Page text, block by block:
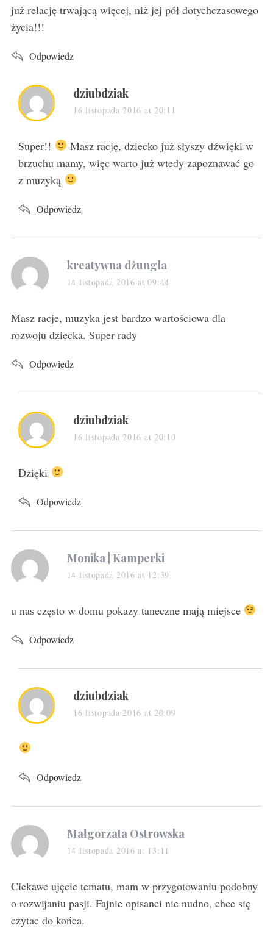
już relację trwającą więcej, niż jej pół dotychczasowego
życia!!!
Odpowiedz
s
a
s
:
dziubdziak
16 listopada 2016 at 20:11
Super!!
Masz rację, dziecko już słyszy dźwięki w
brzuchu mamy, więc warto już wtedy zapoznawać go
z muzyką
Odpowiedz
s
a
s
:
kreatywna dżungla
14 listopada 2016 at 09:44
Masz racje, muzyka jest bardzo wartościowa dla
rozwoju dziecka. Super rady
Odpowiedz
s
a
dziubdziak
16 listopada 2016 at 20:10
Dzięki
Odpowiedz
s
a
s
Monika | Kamperki
14 listopada 2016 at 12:39
u nas często w domu pokazy taneczne mają miejsce
Odpowiedz
s
a
dziubdziak
16 listopada 2016 at 20:09
Odpowiedz
s
a
s
:
Małgorzata Ostrowska
14 listopada 2016 at 13:11
Ciekawe ujęcie tematu, mam w przygotowaniu podobny
o rozwijaniu pasji. Fajnie opisanei nie nudno, chce się
czytac do końca.